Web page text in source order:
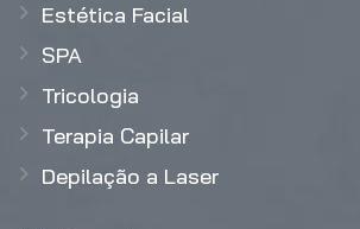
Estética Facial
SPA
Tricologia
Terapia Capilar
Depilação a Laser